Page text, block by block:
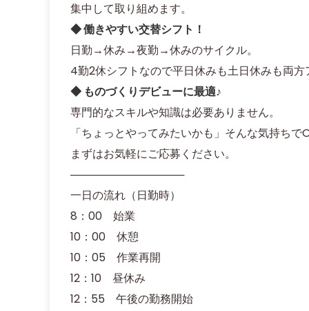
集中して取り組めます。
◆ 働きやすい交替シフト！
日勤→休み→夜勤→休みのサイクル。
4勤2休シフトなので平日休みも土日休みも両方
◆ ものづくりデビューに最適♪
専門的なスキルや知識は必要ありません。
「ちょっとやってみたいかも」そんな気持ちで
まずはお気軽にご応募ください。
───────────────
一日の流れ（日勤時）
8：00 始業
10：00 休憩
10：05 作業再開
12：10 昼休み
12：55 午後の勤務開始